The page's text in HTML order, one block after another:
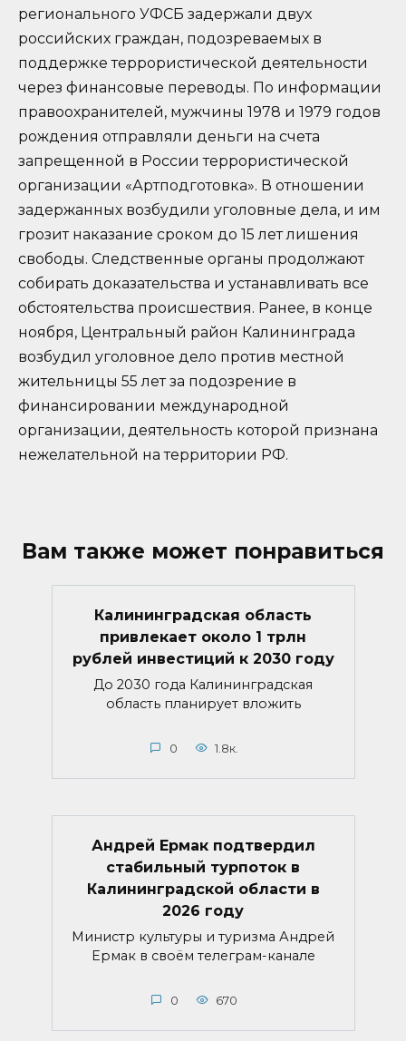
регионального УФСБ задержали двух
российских граждан, подозреваемых в
поддержке террористической деятельности
через финансовые переводы. По информации
правоохранителей, мужчины 1978 и 1979 годов
рождения отправляли деньги на счета
запрещенной в России террористической
организации «Артподготовка». В отношении
задержанных возбудили уголовные дела, и им
грозит наказание сроком до 15 лет лишения
свободы. Следственные органы продолжают
собирать доказательства и устанавливать все
обстоятельства происшествия. Ранее, в конце
ноября, Центральный район Калининграда
возбудил уголовное дело против местной
жительницы 55 лет за подозрение в
финансировании международной
организации, деятельность которой признана
нежелательной на территории РФ.
Вам также может понравиться
Калининградская область
привлекает около 1 трлн
рублей инвестиций к 2030 году
До 2030 года Калининградская
область планирует вложить
0 1.8к.
Андрей Ермак подтвердил
стабильный турпоток в
Калининградской области в
2026 году
Министр культуры и туризма Андрей
Ермак в своём телеграм-канале
0 670